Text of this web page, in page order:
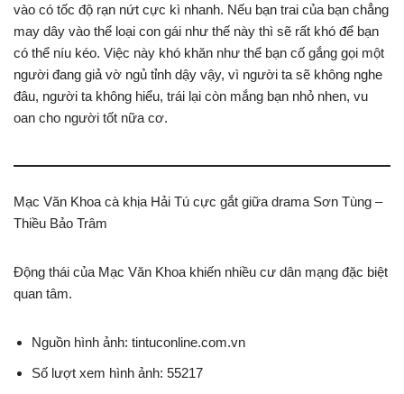
vào có tốc độ rạn nứt cực kì nhanh. Nếu bạn trai của bạn chẳng
may dây vào thể loại con gái như thế này thì sẽ rất khó để bạn
có thể níu kéo. Việc này khó khăn như thể bạn cố gắng gọi một
người đang giả vờ ngủ tỉnh dậy vậy, vì người ta sẽ không nghe
đâu, người ta không hiểu, trái lại còn mắng bạn nhỏ nhen, vu
oan cho người tốt nữa cơ.
Mạc Văn Khoa cà khịa Hải Tú cực gắt giữa drama Sơn Tùng –
Thiều Bảo Trâm
Động thái của Mạc Văn Khoa khiến nhiều cư dân mạng đặc biệt
quan tâm.
Nguồn hình ảnh: tintuconline.com.vn
Số lượt xem hình ảnh: 55217